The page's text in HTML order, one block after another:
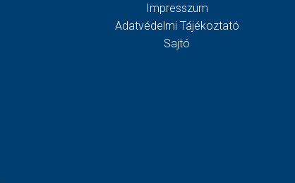
Impresszum
Adatvédelmi Tájékoztató
Sajtó